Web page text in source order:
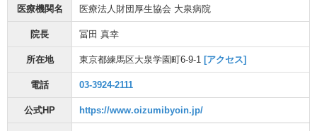
医療機関名 医療法人財団厚生協会 大泉病院
院長 冨田 真幸
所在地 東京都練馬区大泉学園町6-9-1 [アクセス]
電話 03-3924-2111
公式HP https://www.oizumibyoin.jp/